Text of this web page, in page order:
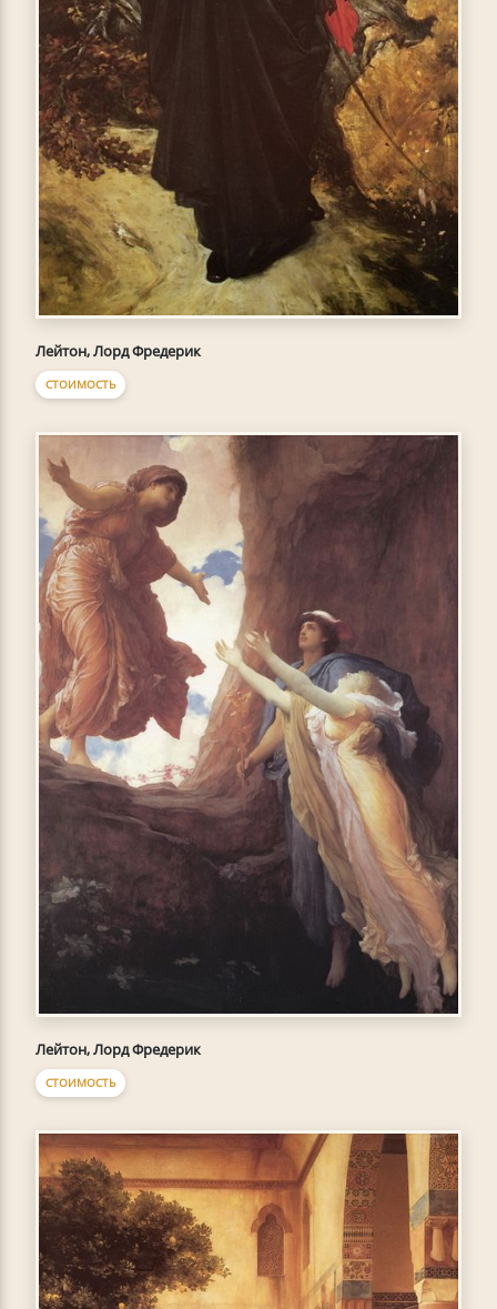
Лейтон, Лорд Фредерик
СТОИМОСТЬ
Лейтон, Лорд Фредерик
СТОИМОСТЬ